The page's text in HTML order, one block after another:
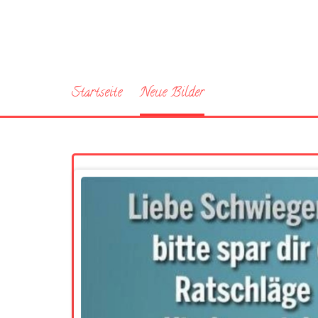
Startseite Neue Bilder